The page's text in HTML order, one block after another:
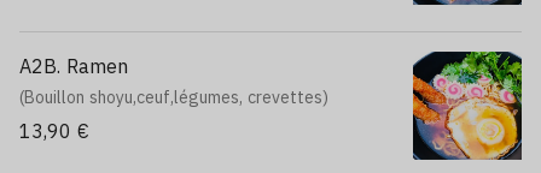
A2B. Ramen
(Bouillon shoyu,ceuf,légumes, crevettes)
13,90 €